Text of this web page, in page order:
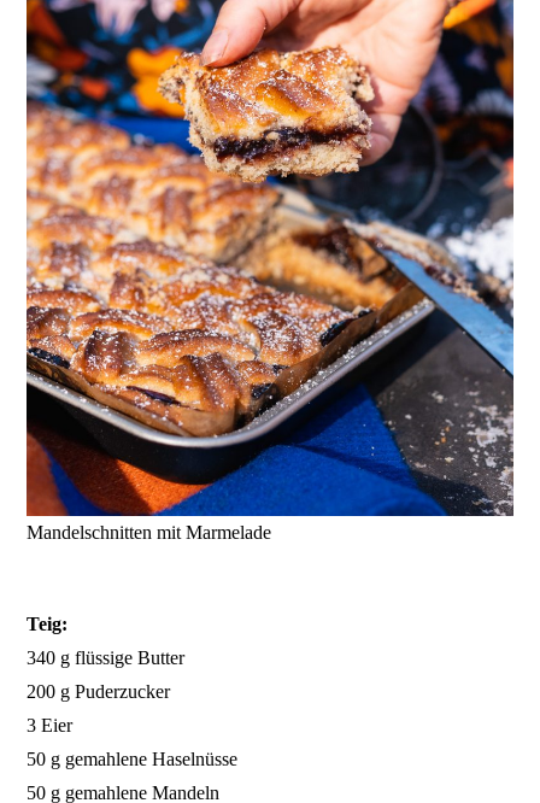
Mandelschnitten mit Marmelade
Teig:
340 g flüssige Butter
200 g Puderzucker
3 Eier
50 g gemahlene Haselnüsse
50 g gemahlene Mandeln